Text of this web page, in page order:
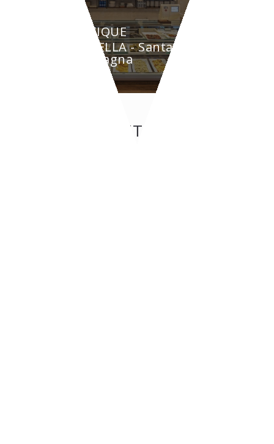
BOUTIQUE
GRAZIELLA - Santarcangelo
di Romagna
CONTATTI